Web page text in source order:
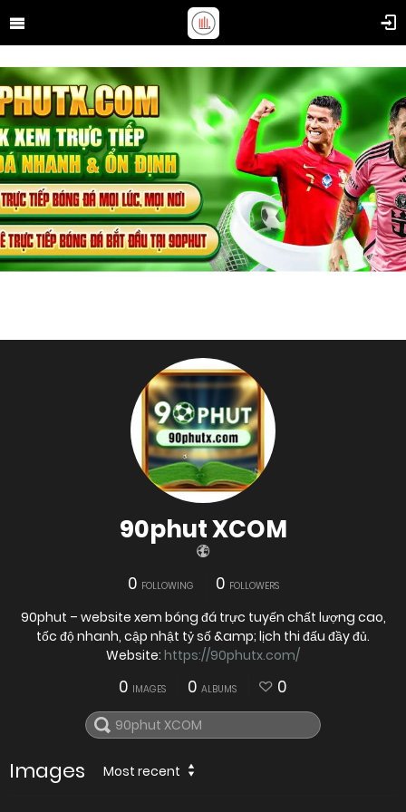
90phut XCOM
0 FOLLOWING 0 FOLLOWERS
90phut – website xem bóng đá trực tuyến chất lượng cao,
tốc độ nhanh, cập nhật tỷ số &amp; lịch thi đấu đầy đủ.
Website: https://90phutx.com/
0 IMAGES 0 ALBUMS 0
Images Most recent